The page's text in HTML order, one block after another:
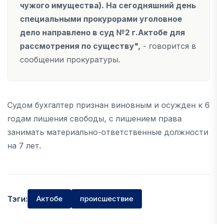
чужого имущества). На сегодняшний день
специальными прокурорами уголовное
дело направлено в суд №2 г.Актобе для
рассмотрения по существу", - говорится в
сообщении прокуратуры.
Судом бухгалтер признан виновным и осужден к 6
годам лишения свободы, с лишением права
занимать материально-ответственные должности
на 7 лет.
Тэги: Актобе происшествие